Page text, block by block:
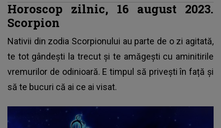
Horoscop zilnic, 16 august 2023.
Scorpion
Nativii din zodia Scorpionului au parte de o zi agitată,
te tot gândești la trecut și te amăgești cu aminitirile
vremurilor de odinioară. E timpul să privești în față și
să te bucuri că ai ce ai visat.